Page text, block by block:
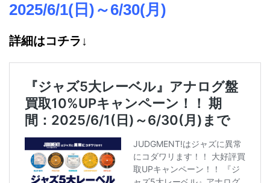
2025/6/1(日)～6/30(月)
詳細はコチラ↓